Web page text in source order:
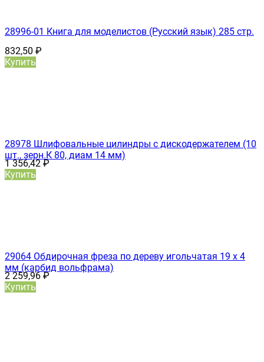
28996-01 Книга для моделистов (Русский язык) 285 стр.
832,50 ₽
Купить
28978 Шлифовальные цилиндры с дискодержателем (10
шт., зерн.К 80, диам 14 мм)
1 356,42₽
Купить
29064 Обдирочная фреза по дереву игольчатая 19 х 4
мм (карбид вольфрама)
2 259,96₽
Купить